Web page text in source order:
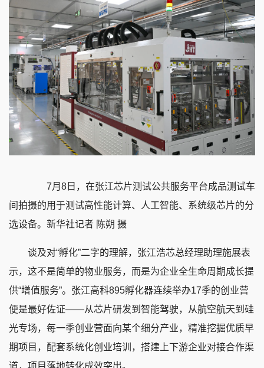
7月8日，在张江芯片测试公共服务平台成品测试车
间拍摄的用于测试高性能计算、人工智能、系统级芯片的分
选设备。新华社记者 陈朔 摄
谈及对“孵化”二字的理解，张江浩芯总经理助理施展表
示，这不是简单的物业服务，而是为企业全生命周期成长提
供“增值服务”。张江高科895孵化器连续举办17季的创业营
便是最好佐证——从芯片研发到智能驾驶，从航空航天到硅
光专场，每一季创业营面向某个细分产业，精准挖掘优质早
期项目，配套系统化创业培训，搭建上下游企业对接合作渠
道，项目落地转化成效突出。